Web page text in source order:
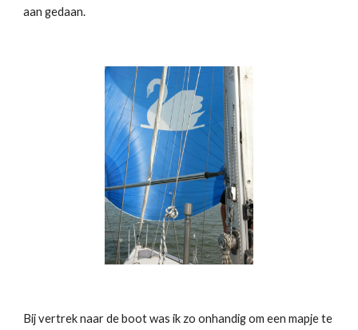
aan gedaan.
Bij vertrek naar de boot was ik zo onhandig om een mapje te